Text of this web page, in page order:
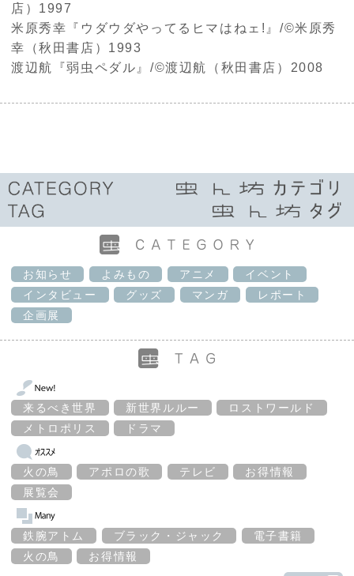
店）1997
米原秀幸『ウダウダやってるヒマはねェ!』/©米原秀
幸（秋田書店）1993
渡辺航『弱虫ペダル』/©渡辺航（秋田書店）2008
お知らせ よみもの アニメ
イベント
インタビュー
グッズ マンガ
レポート
企画展
来るべき世界 新世界ルルー
ロストワールド
メトロポリス
ドラマ
火の鳥 アポロの歌 テレビ
お得情報
展覧会
鉄腕アトム ブラック・ジャック
電子書籍
火の鳥
お得情報